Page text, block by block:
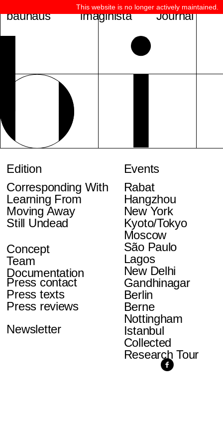
bauhaus imaginista
Edition
Corresponding With
Learning From
Moving Away
Still Undead
Events
Rabat
Hangzhou
New York
Kyoto/Tokyo
Moscow
São Paulo
Lagos
New Delhi
Gandhinagar
Berlin
Berne
Nottingham
Istanbul
Collected
Research Tour
Concept
Team
Documentation
Press contact
Press texts
Press reviews
Newsletter
Journal
This website is no longer actively maintained.